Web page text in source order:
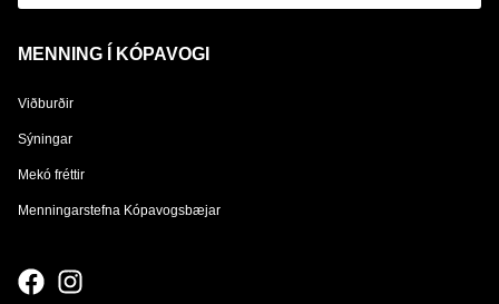
MENNING Í KÓPAVOGI
Viðburðir
Sýningar
Mekó fréttir
Menningarstefna Kópavogsbæjar